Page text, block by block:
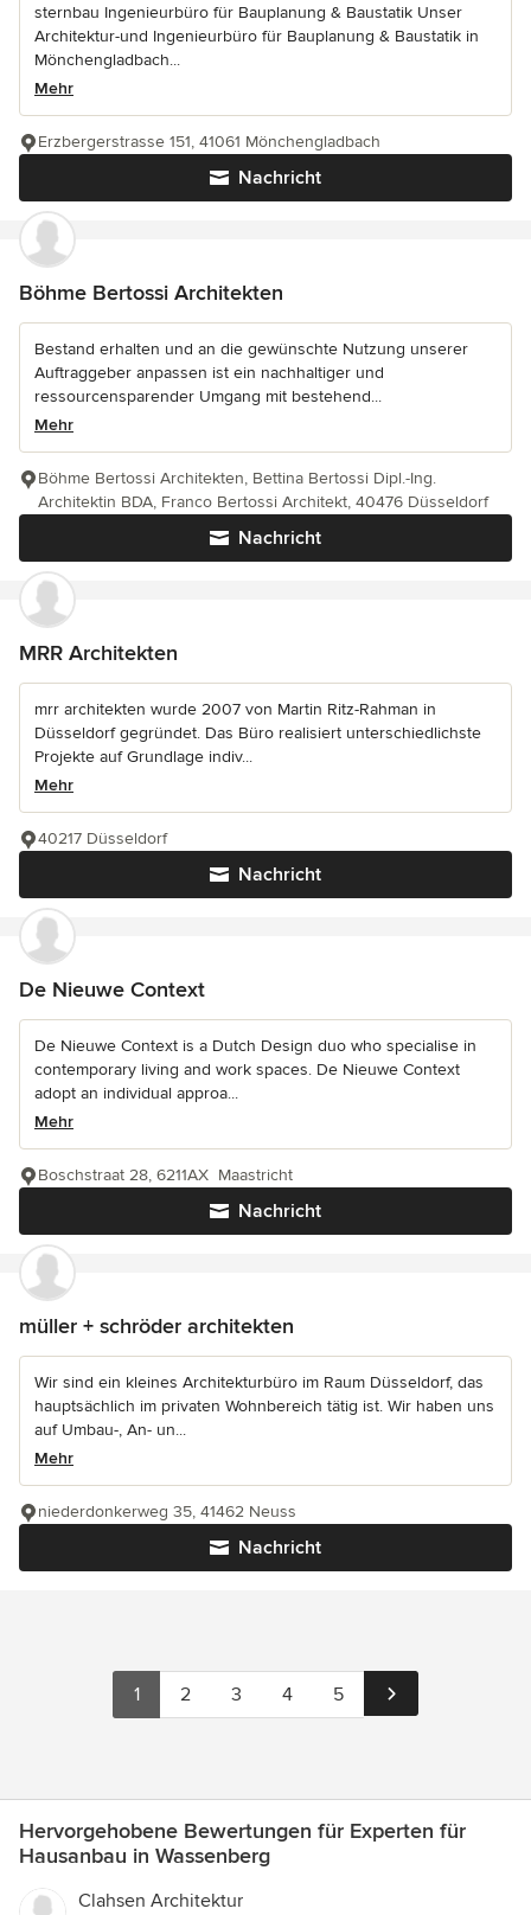
sternbau Ingenieurbüro für Bauplanung & Baustatik Unser
Architektur-und Ingenieurbüro für Bauplanung & Baustatik in
Mönchengladbach...
Mehr
Nachricht
Erzbergerstrasse 151, 41061 Mönchengladbach
Böhme Bertossi Architekten
Bestand erhalten und an die gewünschte Nutzung unserer
Auftraggeber anpassen ist ein nachhaltiger und
ressourcensparender Umgang mit bestehend...
Mehr
Nachricht
Böhme Bertossi Architekten, Bettina Bertossi Dipl.-Ing.
Architektin BDA, Franco Bertossi Architekt, 40476 Düsseldorf
MRR Architekten
mrr architekten wurde 2007 von Martin Ritz-Rahman in
Düsseldorf gegründet. Das Büro realisiert unterschiedlichste
Projekte auf Grundlage indiv...
Mehr
Nachricht
40217 Düsseldorf
De Nieuwe Context
De Nieuwe Context is a Dutch Design duo who specialise in
contemporary living and work spaces. De Nieuwe Context
adopt an individual approa...
Mehr
Nachricht
Boschstraat 28, 6211AX Maastricht
müller + schröder architekten
Wir sind ein kleines Architekturbüro im Raum Düsseldorf, das
hauptsächlich im privaten Wohnbereich tätig ist. Wir haben uns
auf Umbau-, An- un...
Mehr
Nachricht
niederdonkerweg 35, 41462 Neuss
1 2 3 4 5
Hervorgehobene Bewertungen für Experten für
Hausanbau in Wassenberg
Clahsen Architektur